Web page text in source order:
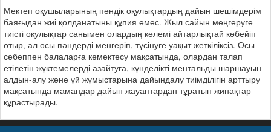
Мектеп оқушыларының пәндік оқулықтардың дайын шешімдерім
баяғыдан жиі қолданатыны құпия емес. Жыл сайын меңгеруге
тиісті оқулықтар санымен олардың көлемі айтарлықтай көбейіп
отыр, ал осы пәндерді менгеріп, түсінуге уақыт жеткіліксіз. Осы
себеппен балаларға көмектесу мақсатында, олардан талап
етілетін жүктемелерді азайтуға, күнделікті ментальды шаршауын
алдын-алу және үй жұмыстарына дайындалу тиімділігін арттыру
мақсатында мамандар дайын жауаптардан тұратын жинақтар
құрастырады.